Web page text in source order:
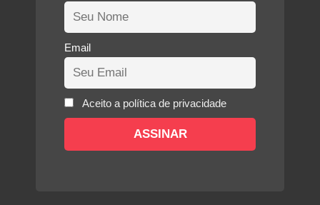
Email
Aceito a política de privacidade